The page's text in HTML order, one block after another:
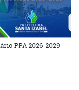
PPA 2026-2029